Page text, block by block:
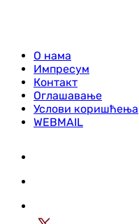
О нама
Импресум
Контакт
Оглашавање
Услови коришћења
WEBMAIL